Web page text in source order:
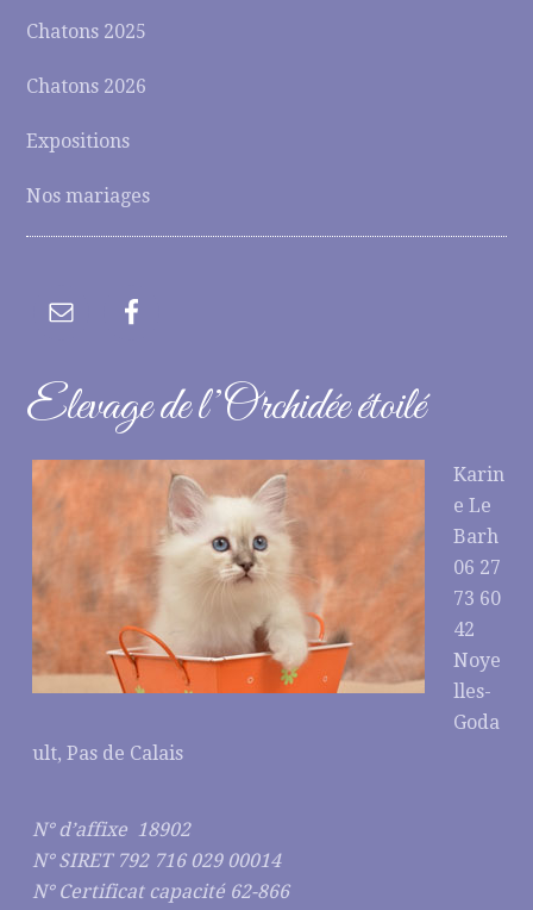
Chatons 2025
Chatons 2026
Expositions
Nos mariages
Elevage de l’Orchidée étoilé
Karin
e Le
Barh
06 27
73 60
42
Noye
lles-
Goda
ult, Pas de Calais
N° d’affixe 18902
N° SIRET 792 716 029 00014
N° Certificat capacité 62-866